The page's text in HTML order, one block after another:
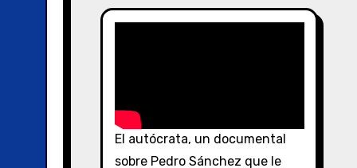
El autócrata, un documental
sobre Pedro Sánchez que le